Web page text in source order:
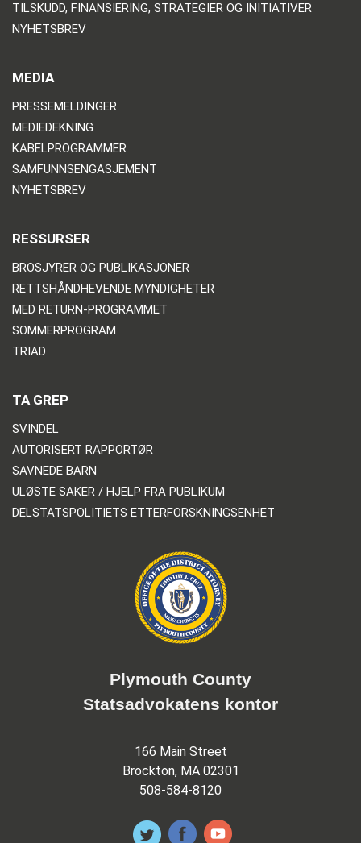
TILSKUDD, FINANSIERING, STRATEGIER OG INITIATIVER
NYHETSBREV
MEDIA
PRESSEMELDINGER
MEDIEDEKNING
KABELPROGRAMMER
SAMFUNNSENGASJEMENT
NYHETSBREV
RESSURSER
BROSJYRER OG PUBLIKASJONER
RETTSHÅNDHEVENDE MYNDIGHETER
MED RETURN-PROGRAMMET
SOMMERPROGRAM
TRIAD
TA GREP
SVINDEL
AUTORISERT RAPPORTØR
SAVNEDE BARN
ULØSTE SAKER / HJELP FRA PUBLIKUM
DELSTATSPOLITIETS ETTERFORSKNINGSENHET
Plymouth County
Statsadvokatens kontor
166 Main Street
Brockton, MA 02301
508-584-8120